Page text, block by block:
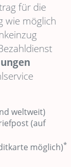
für die
wie möglich
weltweit)
(auf
möglich)*